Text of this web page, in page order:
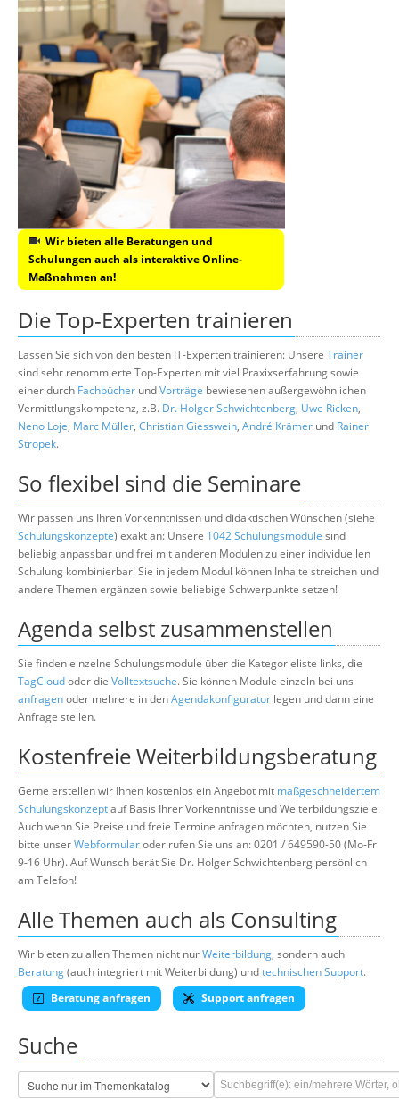
Wir bieten alle Beratungen und
Schulungen auch als interaktive Online-
Maßnahmen an!
Die Top-Experten trainieren
Lassen Sie sich von den besten IT-Experten trainieren: Unsere Trainer
sind sehr renommierte Top-Experten mit viel Praxixserfahrung sowie
einer durch Fachbücher undVorträge bewiesenen außergewöhnlichen
Vermittlungskompetenz, z.B. Dr. Holger Schwichtenberg, Uwe Ricken,
Neno Loje, Marc Müller, Christian Giesswein, André Krämer und Rainer
Stropek.
So flexibel sind die Seminare
Wir passen uns Ihren Vorkenntnissen und didaktischen Wünschen (siehe
Schulungskonzepte) exakt an: Unsere 1042 Schulungsmodule sind
beliebig anpassbar und frei mit anderen Modulen zu einer individuellen
Schulung kombinierbar! Sie in jedem Modul können Inhalte streichen und
andere Themen ergänzen sowie beliebige Schwerpunkte setzen!
Agenda selbst zusammenstellen
Sie finden einzelne Schulungsmodule über die Kategorieliste links, die
TagCloudoder die Volltextsuche. Sie können Module einzeln bei uns
anfragenoder mehrere in denAgendakonfigurator legen und dann eine
Anfrage stellen.
Kostenfreie Weiterbildungsberatung
Gerne erstellen wir Ihnen kostenlos ein Angebot mit maßgeschneidertem
Schulungskonzeptauf Basis Ihrer Vorkenntnisse und Weiterbildungsziele.
Auch wenn Sie Preise und freie Termine anfragen möchten, nutzen Sie
bitte unserWebformularoder rufen Sie uns an: 0201 / 649590-50 (Mo-Fr
9-16 Uhr). Auf Wunsch berät Sie Dr. Holger Schwichtenberg persönlich
am Telefon!
Alle Themen auch als Consulting
Wir bieten zu allen Themen nicht nurWeiterbildung, sondern auch
Beratung(auch integriert mit Weiterbildung) undtechnischen Support.
Beratung anfragen
Support anfragen
Suche